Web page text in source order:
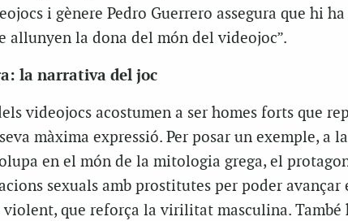
i gènere Pedro Guerrero assegura que hi ha
allunyen la dona del món del videojoc”.
la narrativa del joc
videojocs acostumen a ser homes forts que
màxima expressió. Per posar un exemple, a
en el món de la mitologia grega, el
sexuals amb prostitutes per poder avançar
violent, que reforça la virilitat masculina. També